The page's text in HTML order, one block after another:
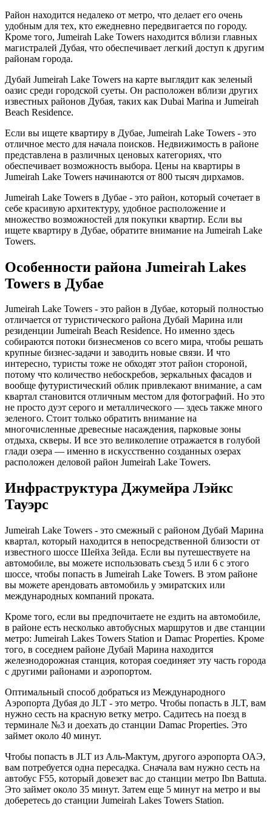
Район находится недалеко от метро, что делает его очень
удобным для тех, кто ежедневно передвигается по городу.
Кроме того, Jumeirah Lake Towers находится вблизи главных
магистралей Дубая, что обеспечивает легкий доступ к другим
районам города.
Дубай Jumeirah Lake Towers на карте выглядит как зеленый
оазис среди городской суеты. Он расположен вблизи других
известных районов Дубая, таких как Dubai Marina и Jumeirah
Beach Residence.
Если вы ищете квартиру в Дубае, Jumeirah Lake Towers - это
отличное место для начала поисков. Недвижимость в районе
представлена в различных ценовых категориях, что
обеспечивает возможность выбора. Цены на квартиры в
Jumeirah Lake Towers начинаются от 800 тысяч дирхамов.
Jumeirah Lake Towers в Дубае - это район, который сочетает в
себе красивую архитектуру, удобное расположение и
множество возможностей для покупки квартир. Если вы
ищете квартиру в Дубае, обратите внимание на Jumeirah Lake
Towers.
Особенности района Jumeirah Lakes
Towers в Дубае
Jumeirah Lake Towers - это район в Дубае, который полностью
отличается от туристического района Дубай Марина или
резиденции Jumeirah Beach Residence. Но именно здесь
собираются потоки бизнесменов со всего мира, чтобы решать
крупные бизнес-задачи и заводить новые связи. И что
интересно, туристы тоже не обходят этот район стороной,
потому что количество небоскребов, зеркальных фасадов и
вообще футуристический облик привлекают внимание, а сам
квартал становится отличным местом для фотографий. Но это
не просто дуэт серого и металлического — здесь также много
зеленого. Стоит только обратить внимание на
многочисленные древесные насаждения, парковые зоны
отдыха, скверы. И все это великолепие отражается в голубой
глади озера — именно в искусственно созданных озерах
расположен деловой район Jumeirah Lake Towers.
Инфраструктура Джумейра Лэйкс
Тауэрс
Jumeirah Lake Towers - это смежный с районом Дубай Марина
квартал, который находится в непосредственной близости от
известного шоссе Шейха Зейда. Если вы путешествуете на
автомобиле, вы можете использовать съезд 5 или 6 с этого
шоссе, чтобы попасть в Jumeirah Lake Towers. В этом районе
вы можете арендовать автомобиль у эмиратских или
международных компаний проката.
Кроме того, если вы предпочитаете не ездить на автомобиле,
в районе есть несколько автобусных маршрутов и две станции
метро: Jumeirah Lakes Towers Station и Damac Properties. Кроме
того, в соседнем районе Дубай Марина находится
железнодорожная станция, которая соединяет эту часть города
с другими районами и аэропортом.
Оптимальный способ добраться из Международного
Аэропорта Дубая до JLT - это метро. Чтобы попасть в JLT, вам
нужно сесть на красную ветку метро. Садитесь на поезд в
терминале №3 и доехать до станции Damac Properties. Это
займет около 40 минут.
Чтобы попасть в JLT из Аль-Мактум, другого аэропорта ОАЭ,
вам потребуется одна пересадка. Сначала вам нужно сесть на
автобус F55, который довезет вас до станции метро Ibn Battuta.
Это займет около 35 минут. Затем еще 5 минут на метро и вы
доберетесь до станции Jumeirah Lakes Towers Station.